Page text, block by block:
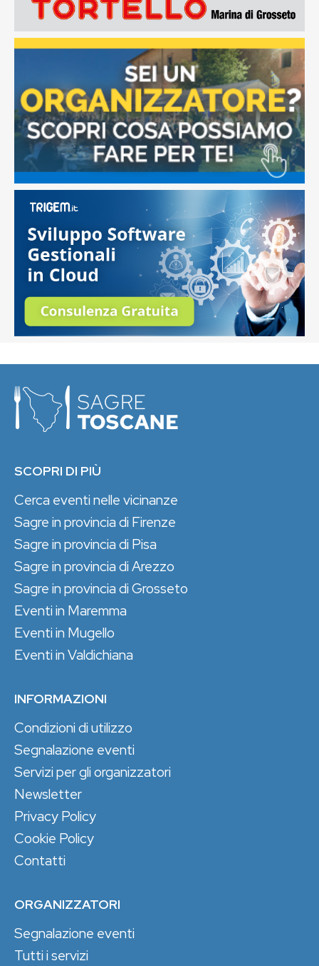
SCOPRI DI PIÙ
Cerca eventi nelle vicinanze
Sagre in provincia di Firenze
Sagre in provincia di Pisa
Sagre in provincia di Arezzo
Sagre in provincia di Grosseto
Eventi in Maremma
Eventi in Mugello
Eventi in Valdichiana
INFORMAZIONI
Condizioni di utilizzo
Segnalazione eventi
Servizi per gli organizzatori
Newsletter
Privacy Policy
Cookie Policy
Contatti
ORGANIZZATORI
Segnalazione eventi
Tutti i servizi